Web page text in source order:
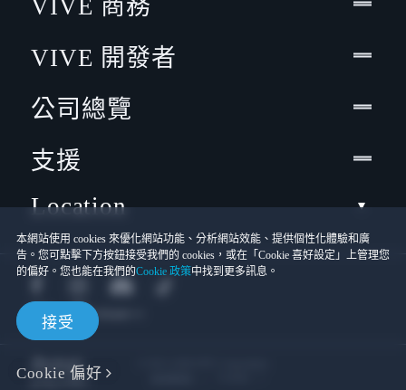
本網站使用 cookies 來優化網站功能、分析網站效能、提供個性化體驗和廣
告。您可點擊下方按鈕接受我們的 cookies，或在「Cookie 喜好設定」上管理您
的偏好。您也能在我們的Cookie 政策中找到更多訊息。
接受
Cookie 偏好
VIVE 商務
VIVE 開發者
公司總覽
支援
Location